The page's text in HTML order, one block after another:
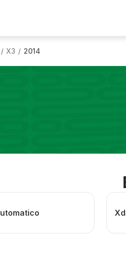
/ X3 / 2014